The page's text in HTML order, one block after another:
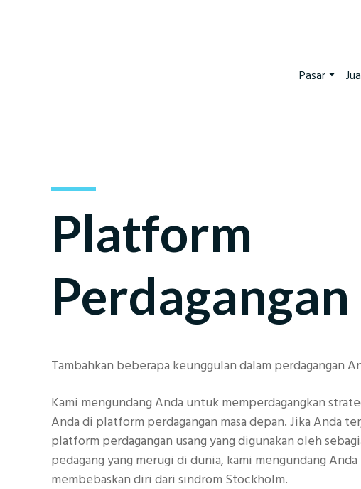
Pasar
Platform
Perdagangan
Tambahkan beberapa keunggulan dalam perdagangan
Kami mengundang Anda untuk memperdagangkan
Anda di platform perdagangan masa depan. Jika Anda
platform perdagangan usang yang digunakan oleh
pedagang yang merugi di dunia, kami mengundang
membebaskan diri dari sindrom Stockholm.